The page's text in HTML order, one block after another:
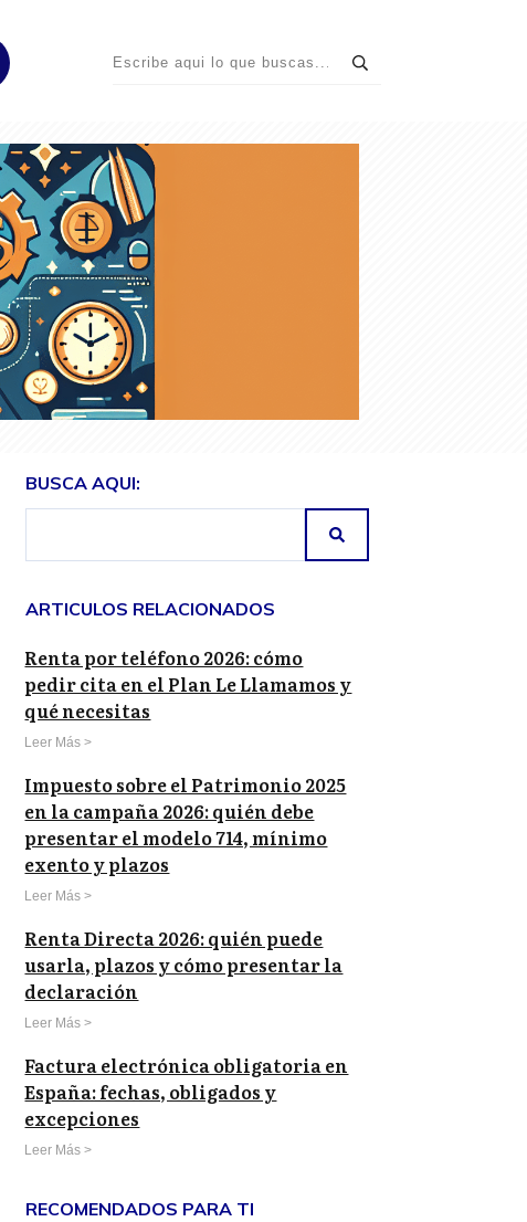
BUSCA AQUI:
ARTICULOS RELACIONADOS
Renta por teléfono 2026: cómo
pedir cita en el Plan Le Llamamos y
qué necesitas
Leer Más >
Impuesto sobre el Patrimonio 2025
en la campaña 2026: quién debe
presentar el modelo 714, mínimo
exento y plazos
Leer Más >
Renta Directa 2026: quién puede
usarla, plazos y cómo presentar la
declaración
Leer Más >
Factura electrónica obligatoria en
España: fechas, obligados y
excepciones
Leer Más >
RECOMENDADOS PARA TI